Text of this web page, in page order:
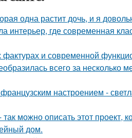
одна растит дочь, и я
интерьер, где современная
и современной
всего за несколько
настроением -
можно описать этот проект,
дом.